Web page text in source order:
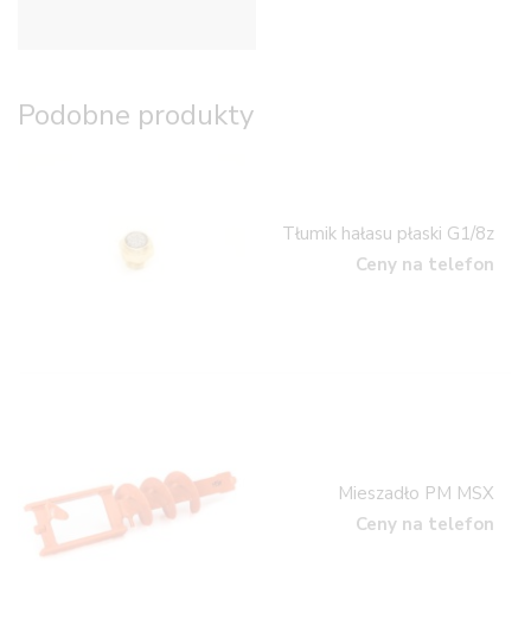
Podobne produkty
Tłumik hałasu płaski G1/8z
Ceny na telefon
Mieszadło PM MSX
Ceny na telefon